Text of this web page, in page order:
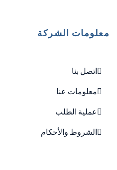
معلومات الشركة
اتصل بنا
معلومات عنا
عملية الطلب
الشروط والأحكام